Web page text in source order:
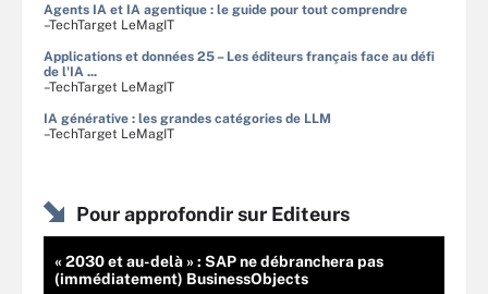
Agents IA et IA agentique : le guide pour tout comprendre
–TechTarget LeMagIT
Applications et données 25 – Les éditeurs français face au défi
de l'IA ...
–TechTarget LeMagIT
IA générative : les grandes catégories de LLM
–TechTarget LeMagIT
Pour approfondir sur Editeurs
« 2030 et au-delà » : SAP ne débranchera pas
(immédiatement) BusinessObjects